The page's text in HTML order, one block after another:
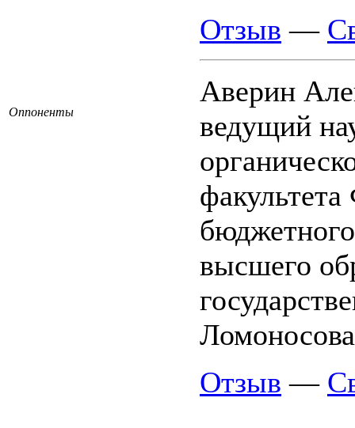
Оппоненты
Отзыв —
Аверин
ведущий
факультета
высшего
Отзыв —